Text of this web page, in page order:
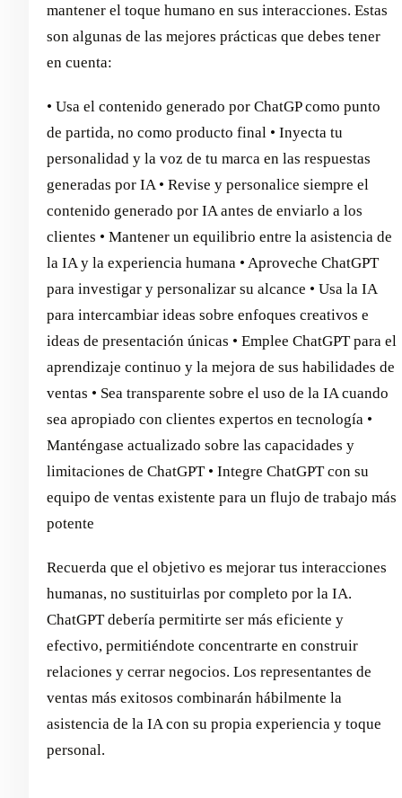
mantener el toque humano en sus interacciones. Estas
son algunas de las mejores prácticas que debes tener
en cuenta:
• Usa el contenido generado por ChatGP como punto
de partida, no como producto final • Inyecta tu
personalidad y la voz de tu marca en las respuestas
generadas por IA • Revise y personalice siempre el
contenido generado por IA antes de enviarlo a los
clientes • Mantener un equilibrio entre la asistencia de
la IA y la experiencia humana • Aproveche ChatGPT
para investigar y personalizar su alcance • Usa la IA
para intercambiar ideas sobre enfoques creativos e
ideas de presentación únicas • Emplee ChatGPT para el
aprendizaje continuo y la mejora de sus habilidades de
ventas • Sea transparente sobre el uso de la IA cuando
sea apropiado con clientes expertos en tecnología •
Manténgase actualizado sobre las capacidades y
limitaciones de ChatGPT • Integre ChatGPT con su
equipo de ventas existente para un flujo de trabajo más
potente
Recuerda que el objetivo es mejorar tus interacciones
humanas, no sustituirlas por completo por la IA.
ChatGPT debería permitirte ser más eficiente y
efectivo, permitiéndote concentrarte en construir
relaciones y cerrar negocios. Los representantes de
ventas más exitosos combinarán hábilmente la
asistencia de la IA con su propia experiencia y toque
personal.